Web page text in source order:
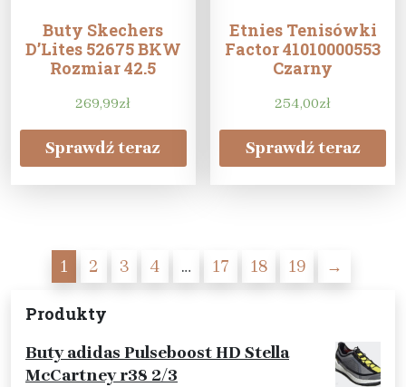
Buty Skechers
D’Lites 52675 BKW
Rozmiar 42.5
269,99zł
Sprawdź teraz
Etnies Tenisówki
Factor 41010000553
Czarny
254,00zł
Sprawdź teraz
1 2 3 4 … 17 18 19 →
Produkty
Buty adidas Pulseboost HD Stella
McCartney r38 2/3